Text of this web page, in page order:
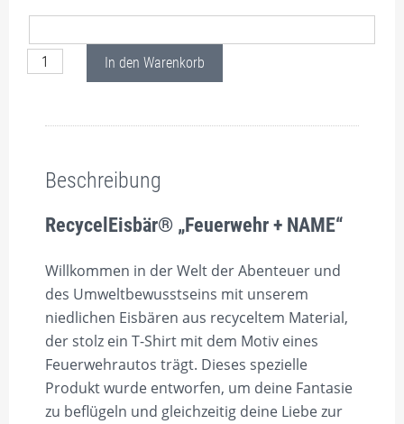
RecycelEisbär® "Feuerwehr + NAME" Schwarz Menge
In den Warenkorb
Beschreibung
RecycelEisbär® „Feuerwehr + NAME“
Willkommen in der Welt der Abenteuer und
des Umweltbewusstseins mit unserem
niedlichen Eisbären aus recyceltem Material,
der stolz ein T-Shirt mit dem Motiv eines
Feuerwehrautos trägt. Dieses spezielle
Produkt wurde entworfen, um deine Fantasie
zu beflügeln und gleichzeitig deine Liebe zur